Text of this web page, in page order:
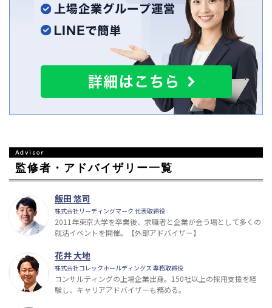
監修者・アドバイザリー一覧
飯田 悠司
株式会社リーディングマーク 代表取締役
2011年東京大学を卒業後、求職者と企業が会う場として多くの
就活イベントを開催。【外部アドバイザー】
花井 大地
株式会社コレックホールディングス 専務取締役
コンサルティングの上場企業出身。150社以上の採用支援を経
験し、キャリアアドバイザーも務める。